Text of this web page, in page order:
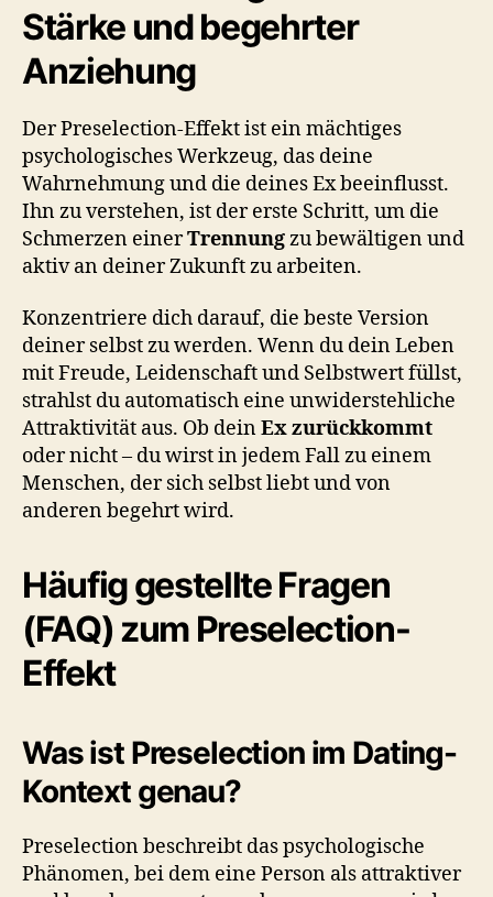
Stärke und begehrter
Anziehung
Der Preselection-Effekt ist ein mächtiges
psychologisches Werkzeug, das deine
Wahrnehmung und die deines Ex beeinflusst.
Ihn zu verstehen, ist der erste Schritt, um die
Schmerzen einerTrennungzu bewältigen und
aktiv an deiner Zukunft zu arbeiten.
Konzentriere dich darauf, die beste Version
deiner selbst zu werden. Wenn du dein Leben
mit Freude, Leidenschaft und Selbstwert füllst,
strahlst du automatisch eine unwiderstehliche
Attraktivität aus. Ob deinEx zurückkommt
oder nicht – du wirst in jedem Fall zu einem
Menschen, der sich selbst liebt und von
anderen begehrt wird.
Häufig gestellte Fragen
(FAQ) zum Preselection-
Effekt
Was ist Preselection im Dating-
Kontext genau?
Preselection beschreibt das psychologische
Phänomen, bei dem eine Person als attraktiver